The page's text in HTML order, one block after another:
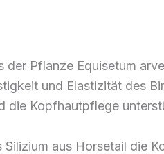
Pflanze Equisetum
und Elastizität des
die Kopfhautpflege
aus Horsetail die